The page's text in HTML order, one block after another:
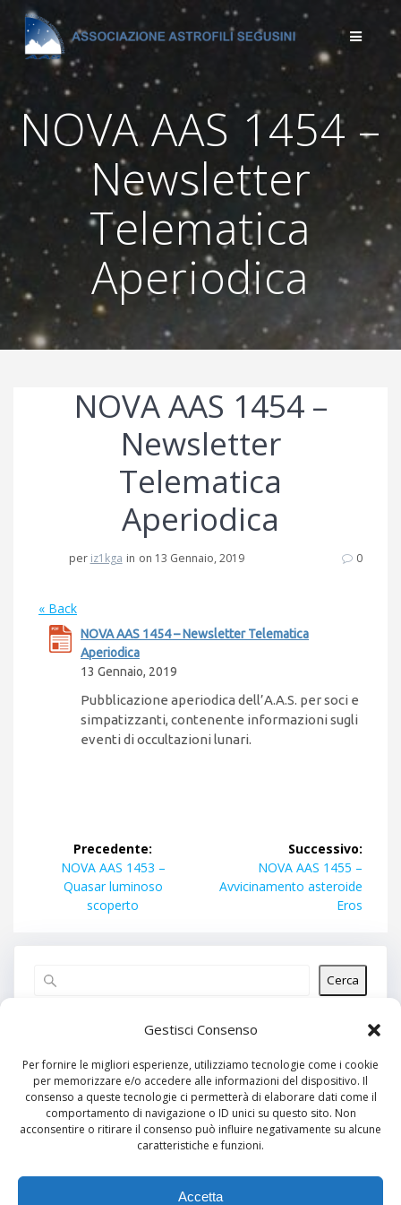
Gestisci Consenso
Per fornire le migliori esperienze, utilizziamo tecnologie come i cookie
per memorizzare e/o accedere alle informazioni del dispositivo. Il
consenso a queste tecnologie ci permetterà di elaborare dati come il
comportamento di navigazione o ID unici su questo sito. Non
acconsentire o ritirare il consenso può influire negativamente su alcune
caratteristiche e funzioni.
Accetta
Salta
al
contenuto
NOVA AAS 1454 –
Newsletter
Telematica
Aperiodica
NOVA AAS 1454 –
Newsletter
Telematica
Aperiodica
per iz1kga in on 13 Gennaio, 2019 0
« Back
NOVA AAS 1454 – Newsletter Telematica
Aperiodica
13 Gennaio, 2019
Pubblicazione aperiodica dell’A.A.S. per soci e
simpatizzanti, contenente informazioni sugli
eventi di occultazioni lunari.
Navigazione
articoli
Precedente:
Articolo
precedente:
NOVA AAS 1453 –
Quasar luminoso
scoperto
Successivo:
Articolo
successivo:
NOVA AAS 1455 –
Avvicinamento asteroide
Eros
Cerca
Articoli recenti
Commenti recenti
Nessun commento da mostrare.
Nessun archivio da mostrare.